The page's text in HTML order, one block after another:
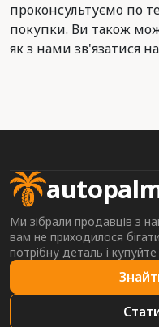
проконсультуємо по
покупки. Ви також
як з нами зв'язатися
Ми зібрали продавців з
вам не приходилося
потрібну деталь і